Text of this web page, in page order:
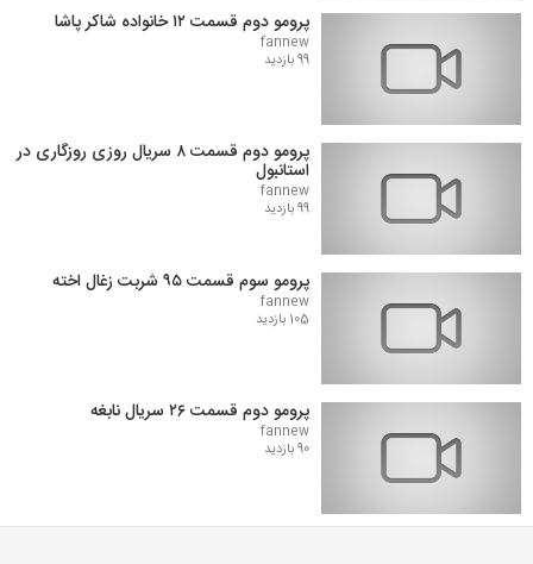
پرومو دوم قسمت ۱۲ خانواده شاکر پاشا
fannew
99 بازدید
پرومو دوم قسمت ۸ سریال روزی روزگاری در
استانبول
fannew
99 بازدید
پرومو سوم قسمت ۹۵ شربت زغال اخته
fannew
105 بازدید
پرومو دوم قسمت ۲۶ سریال نابغه
fannew
90 بازدید